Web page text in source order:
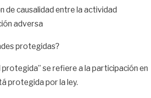
de causalidad entre la actividad
adversa
protegidas?
se refiere a la participación en
protegida por la ley.